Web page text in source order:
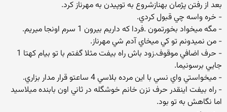
بعد از رفتن پژمان بهنازشروع به توپيدن به مهرناز كرد.
- خره واسه چي قبول كردي.
- مگه ميخواد بخورتمون .فردا كه داريم بيرون 1 سرم اونجا ميريم.
- من نميدونم تو كي ميخاي آدم شي مهرناز.
- حرف اضافي موقوف.زود باش راه بيفت مثلا گفتم با تو بيام كهتا 1
جايي برسونيما.
- ميخواستي واي نسي با اين مرده بلاسي 4 ساعتو قرار مدار بزاري.
- راه بيفت اينقدر حرف نزن خانم خوشگله در ثاني اون بابنده ميلاسيد
اما نگاهش به تو بود.